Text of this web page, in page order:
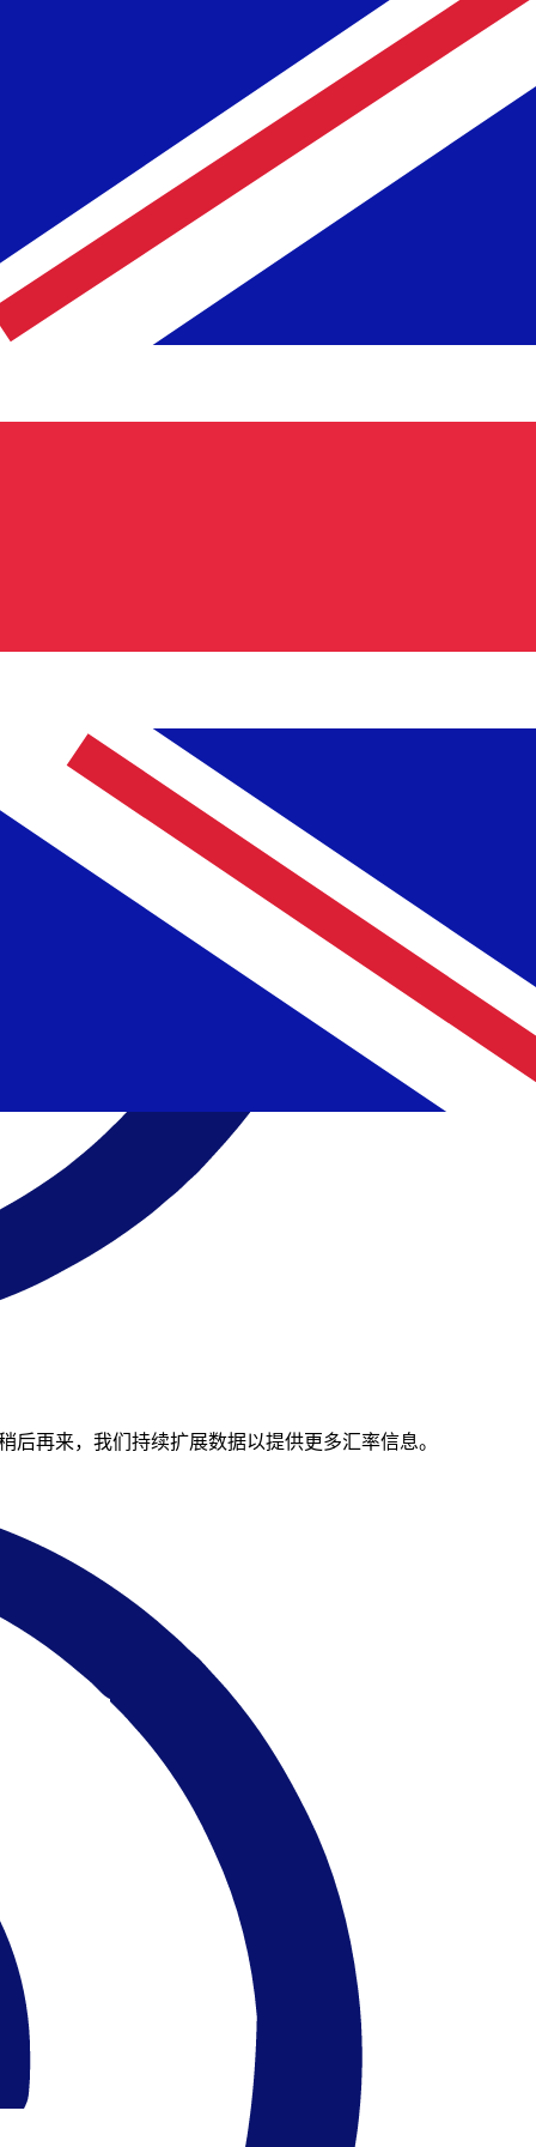
款
收
再来，我们持续扩展数据以提供更多汇率信息。